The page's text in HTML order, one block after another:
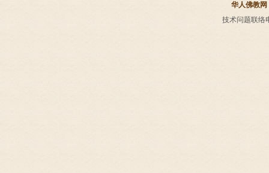
华人佛教网
技术问题联络